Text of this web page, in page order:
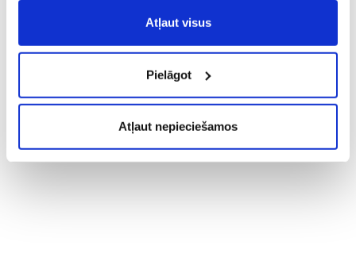
Atļaut visus
Pielāgot
Atļaut nepieciešamos